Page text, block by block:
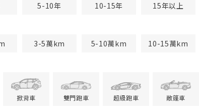
5-10年 10-15年
15年以上
3-5萬km 5-10萬km
10-15萬km
掀背車 雙門跑車 超級跑車 敞篷車